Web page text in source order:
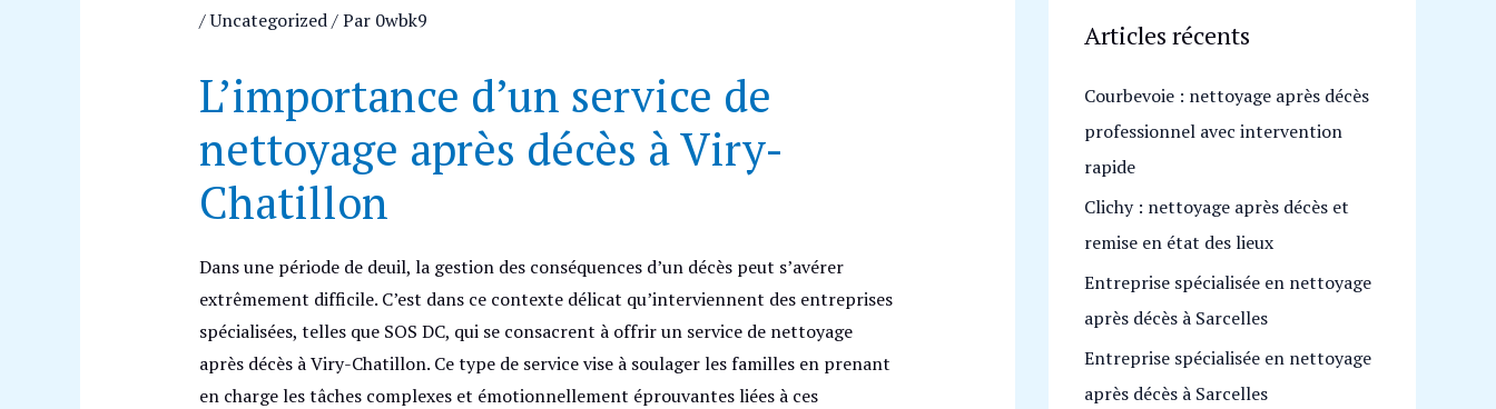
/Uncategorized/ Par 0wbk9
L’importance d’un service de
nettoyage après décès à Viry-
Chatillon
Dans une période de deuil, la gestion des conséquences d’un décès peut s’avérer
extrêmement difficile. C’est dans ce contexte délicat qu’interviennent des entreprises
spécialisées, telles que SOS DC, qui se consacrent à offrir un service de nettoyage
après décès à Viry-Chatillon. Ce type de service vise à soulager les familles en prenant
en charge les tâches complexes et émotionnellement éprouvantes liées à ces
e
c
h
e
r
:
Articles récents
Courbevoie : nettoyage après décès
professionnel avec intervention
rapide
Clichy : nettoyage après décès et
remise en état des lieux
Entreprise spécialisée en nettoyage
après décès à Sarcelles
Entreprise spécialisée en nettoyage
après décès à Sarcelles